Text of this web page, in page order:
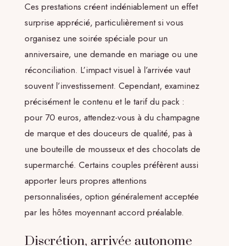
Ces prestations créent indéniablement un effet
surprise apprécié, particulièrement si vous
organisez une soirée spéciale pour un
anniversaire, une demande en mariage ou une
réconciliation. L’impact visuel à l’arrivée vaut
souvent l’investissement. Cependant, examinez
précisément le contenu et le tarif du pack :
pour 70 euros, attendez-vous à du champagne
de marque et des douceurs de qualité, pas à
une bouteille de mousseux et des chocolats de
supermarché. Certains couples préfèrent aussi
apporter leurs propres attentions
personnalisées, option généralement acceptée
par les hôtes moyennant accord préalable.
Discrétion, arrivée autonome